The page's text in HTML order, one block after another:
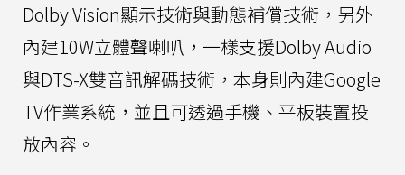
Dolby Vision顯示技術與動態補償技術，另外
內建10W立體聲喇叭，一樣支援Dolby Audio
與DTS-X雙音訊解碼技術，本身則內建Google
TV作業系統，並且可透過手機、平板裝置投
放內容。